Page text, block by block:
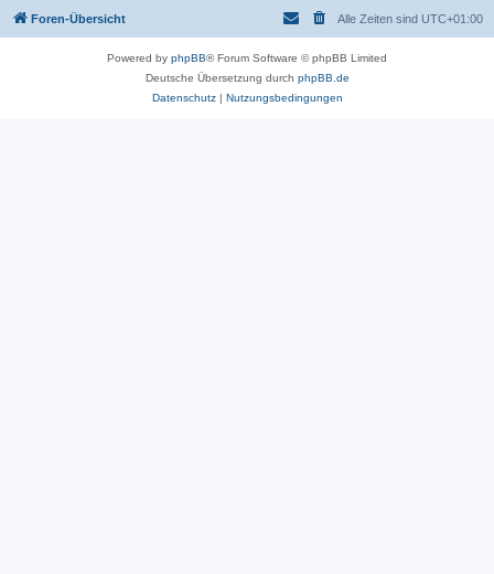
Foren-Übersicht Alle Zeiten sind UTC+01:00
Powered by phpBB® Forum Software © phpBB Limited
Deutsche Übersetzung durch phpBB.de
Datenschutz| Nutzungsbedingungen